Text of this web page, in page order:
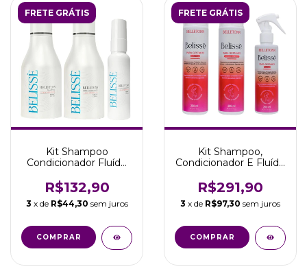
FRETE GRÁTIS
Kit Shampoo
Condicionador Fluído
Belletonn
R$132,90
3 x de R$44,30 sem juros
FRETE GRÁTIS
Kit Shampoo,
Condicionador E Fluído
Belletonn
R$291,90
3 x de R$97,30 sem juros